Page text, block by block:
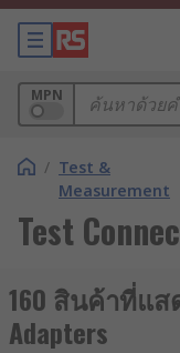
MPN
/ Test &
Measurement
Test
160 สินค้าที่แส
Adapters